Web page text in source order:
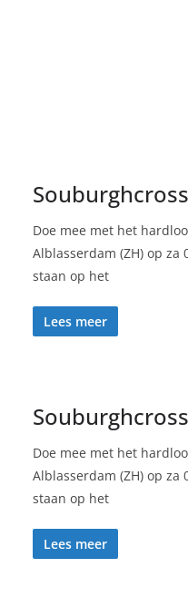
Doe mee met het
Alblasserdam (ZH) op za
staan op het
Lees meer
Doe mee met het
Alblasserdam (ZH) op za
staan op het
Lees meer